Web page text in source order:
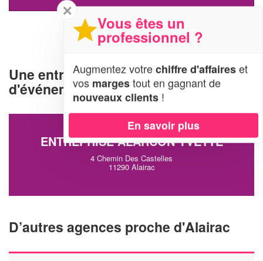
Une entreprise d'organisation
d'événements à Alairac (11290)
ENTREPRISE ALARCON YVETTE
4 Chemin Des Castelles
11290 Alairac
D’autres agences proche d'Alairac
✕
Vous êtes un
professionnel ?
Augmentez votrechiffre d'affaireset
vos margestout en gagnant de
nouveaux clients !
En savoir plus